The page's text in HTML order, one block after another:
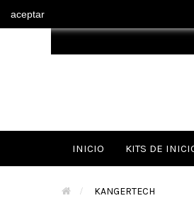
INICIO KITS DE
> KANGERTECH
aceptar